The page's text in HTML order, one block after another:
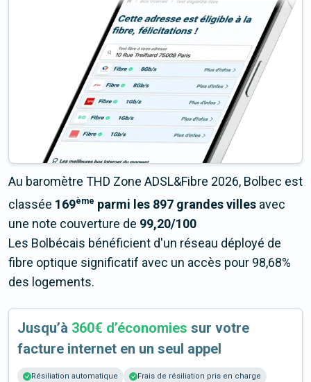
Au baromètre THD Zone ADSL&Fibre 2026, Bolbec est
classée 169ème parmi les 897 grandes villes avec
une note couverture de 99,20/100
Les Bolbécais bénéficient d'un réseau déployé de
fibre optique significatif avec un accès pour 98,68%
des logements.
Jusqu’à 360€ d’économies sur votre
facture internet en un seul appel
Résiliation automatique
Frais de résiliation pris en charge